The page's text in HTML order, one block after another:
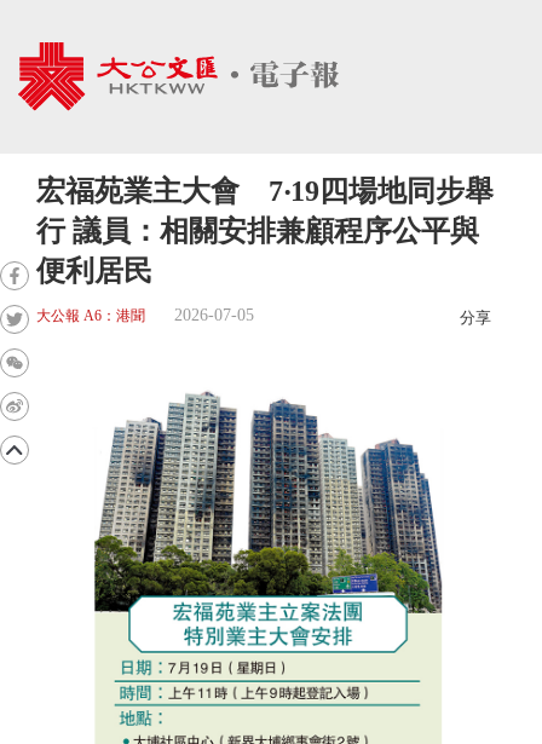
宏福苑業主大會 7‧19四場地同步舉
行 議員：相關安排兼顧程序公平與
便利居民
大公報 A6：港聞 2026-07-05 分享